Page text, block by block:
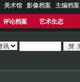
美术馆 影像档案 主编档案
评论档案 艺术生态